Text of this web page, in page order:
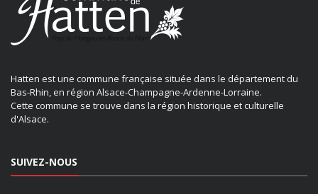
Hatten est une commune française située dans le département du
Bas-Rhin, en région Alsace-Champagne-Ardenne-Lorraine.
Cette commune se trouve dans la région historique et culturelle
d'Alsace.
SUIVEZ-NOUS